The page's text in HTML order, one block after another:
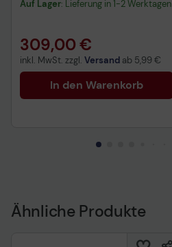
Auf Lager: Lieferung in 1-2 Werktagen
309,00 €
inkl. MwSt. zzgl. Versand ab 5,99 €
In den Warenkorb
Ähnliche Produkte